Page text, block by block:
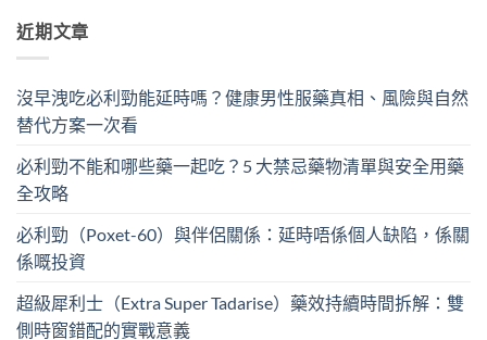
近期文章
沒早洩吃必利勁能延時嗎？健康男性服藥真相、風險與自然
替代方案一次看
必利勁不能和哪些藥一起吃？5 大禁忌藥物清單與安全用藥
全攻略
必利勁（Poxet-60）與伴侶關係：延時唔係個人缺陷，係關
係嘅投資
超級犀利士（Extra Super Tadarise）藥效持續時間拆解：雙
側時窗錯配的實戰意義